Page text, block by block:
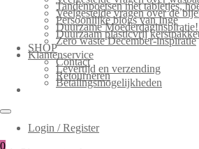
Tandenpoetsen met tabletjes,
Veelgestelde vragen over de
Persoonlijke blogs van Inge
Duurzame Moederdaginspiratie!
Duurzaam plasticvrij
Zero waste December-inspiratie
SHOP
Klantenservice
Contact
Levertijd en verzending
Retourneren
Betalingsmogelijkheden
Login / Register
0